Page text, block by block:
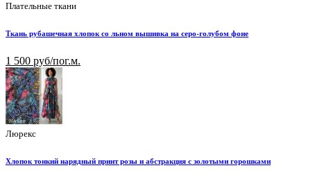
Плательные ткани
Ткань рубашечная хлопок со льном вышивка на серо-голубом фоне
1 500 руб/пог.м.
Люрекс
Хлопок тонкий нарядный принт розы и абстракция с золотыми горошками